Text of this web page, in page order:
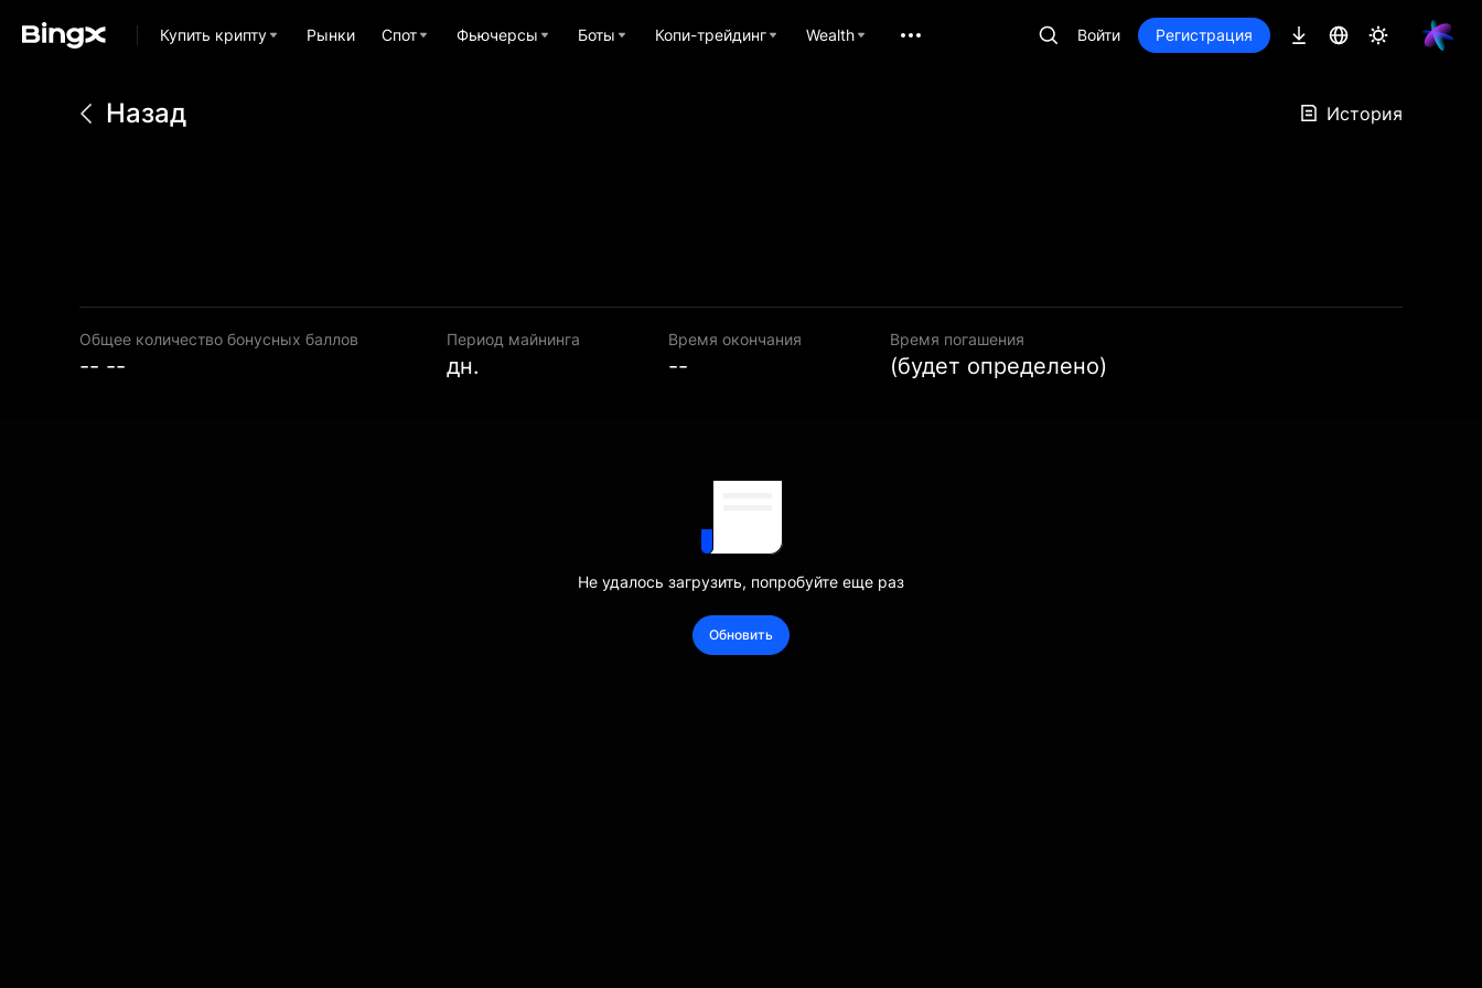
Купить крипту Рынки Спот Фьючерсы Боты Копи-трейдинг Wealth Войти Регистрация
Назад История
Общее количество бонусных баллов
-- --
Период майнинга
дн.
Время окончания
--
Время погашения
(будет определено)
Не удалось загрузить, попробуйте еще раз
Обновить